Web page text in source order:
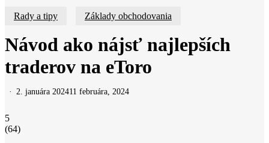
Rady a tipy Základy obchodovania
Návod ako nájsť najlepších
traderov na eToro
2. januára 202411 februára, 2024
5
(64)